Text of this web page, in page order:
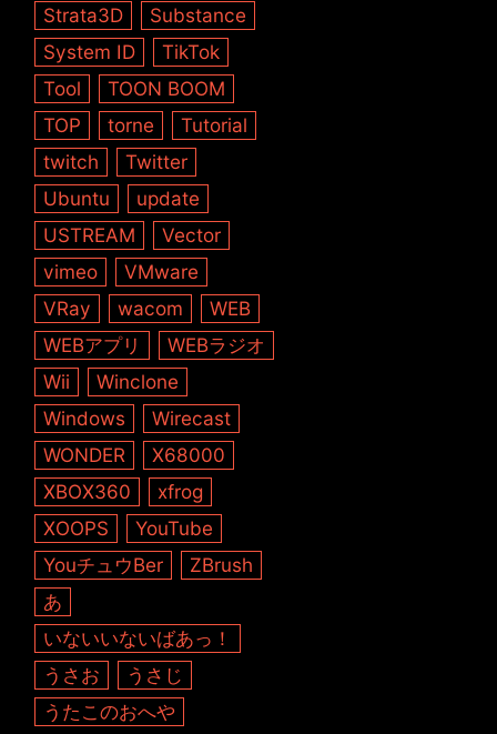
Strata3D
Substance
System ID
TikTok
Tool
TOON BOOM
TOP
torne
Tutorial
twitch
Twitter
Ubuntu
update
USTREAM
Vector
vimeo
VMware
VRay
wacom
WEB
WEBアプリ
WEBラジオ
Wii
Winclone
Windows
Wirecast
WONDER
X68000
XBOX360
xfrog
XOOPS
YouTube
YouチュウBer
ZBrush
あ
いないいないばあっ！
うさお
うさじ
うたこのおへや